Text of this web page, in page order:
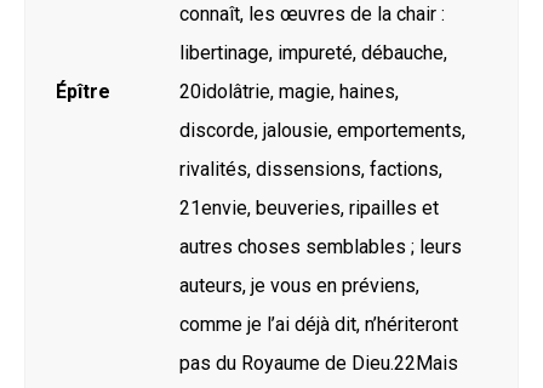
Épître
connaît, les œuvres de la chair :
libertinage, impureté, débauche,
20idolâtrie, magie, haines,
discorde, jalousie, emportements,
rivalités, dissensions, factions,
21envie, beuveries, ripailles et
autres choses semblables ; leurs
auteurs, je vous en préviens,
comme je l’ai déjà dit, n’hériteront
pas du Royaume de Dieu.22Mais